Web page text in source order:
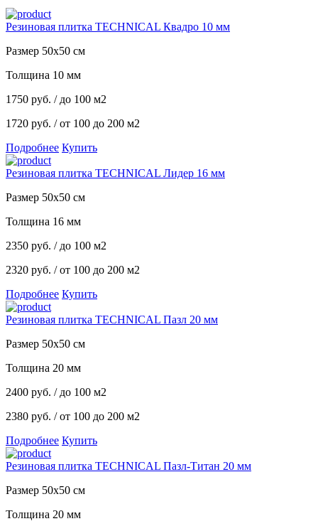
Резиновая плитка TECHNICAL Квадро 10 мм
Размер 50x50 см
Толщина 10 мм
1750 руб. / до 100 м2
1720 руб. / от 100 до 200 м2
Подробнее Купить
Резиновая плитка TECHNICAL Лидер 16 мм
Размер 50x50 см
Толщина 16 мм
2350 руб. / до 100 м2
2320 руб. / от 100 до 200 м2
Подробнее Купить
Резиновая плитка TECHNICAL Пазл 20 мм
Размер 50x50 см
Толщина 20 мм
2400 руб. / до 100 м2
2380 руб. / от 100 до 200 м2
Подробнее Купить
Резиновая плитка TECHNICAL Пазл-Титан 20 мм
Размер 50x50 см
Толщина 20 мм